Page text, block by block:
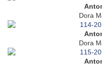
Dora
Dora